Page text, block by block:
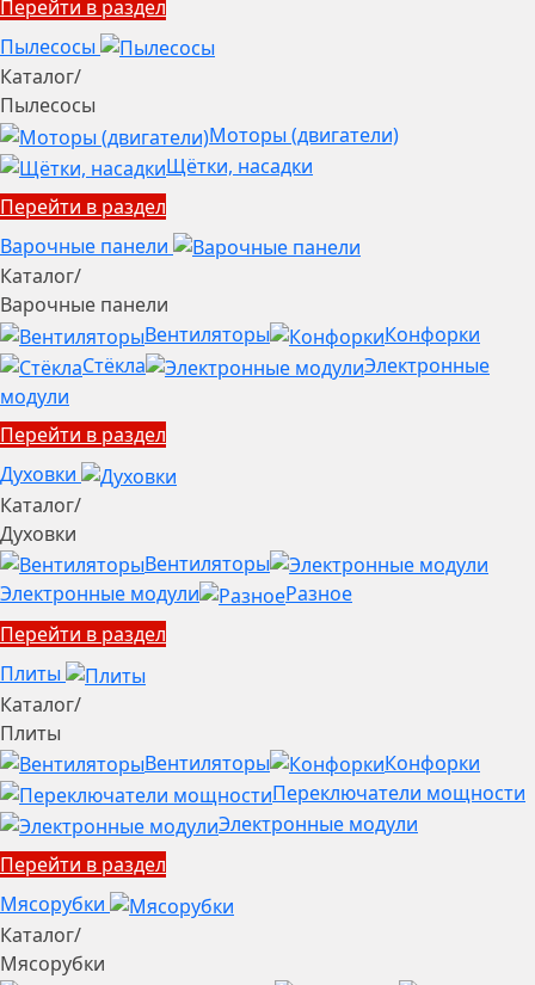
Перейти в раздел
Пылесосы
Каталог/
Пылесосы
Моторы (двигатели)
Щётки, насадки
Перейти в раздел
Варочные панели
Каталог/
Варочные панели
Вентиляторы
Конфорки
Стёкла
Электронные
модули
Перейти в раздел
Духовки
Каталог/
Духовки
Вентиляторы
Электронные модули
Разное
Перейти в раздел
Плиты
Каталог/
Плиты
Вентиляторы
Конфорки
Переключатели мощности
Электронные модули
Перейти в раздел
Мясорубки
Каталог/
Мясорубки